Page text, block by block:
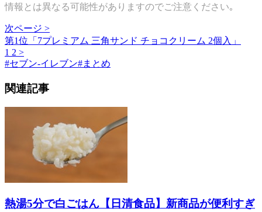
情報とは異なる可能性がありますのでご注意ください｡
次ページ >
第1位「7プレミアム 三角サンド チョコクリーム 2個入」
1 2 >
#セブン-イレブン#まとめ
関連記事
熱湯5分で白ごはん【日清食品】新商品が便利すぎ